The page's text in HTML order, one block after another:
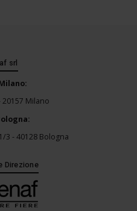
srl
20157 Milano
3 - 40128 Bologna
Direzione